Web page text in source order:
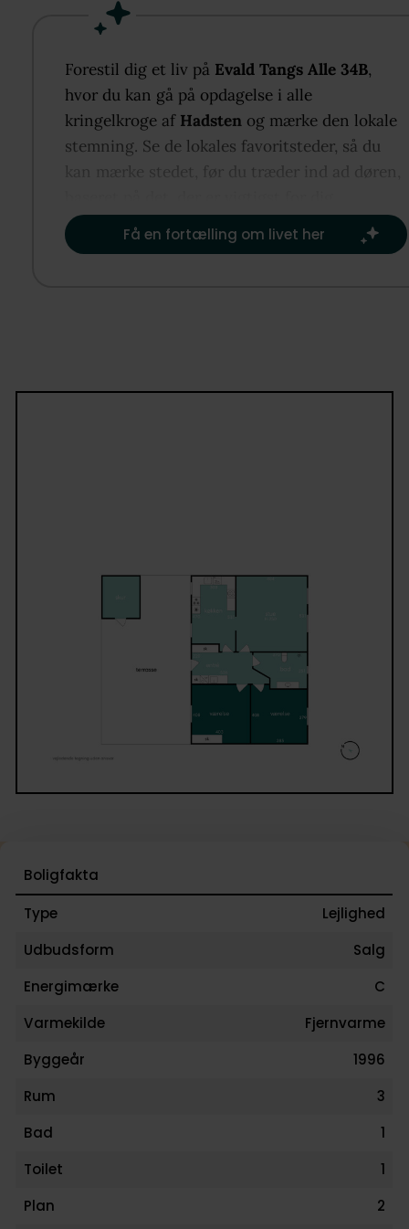
tilbagetrukket, og badeværelset har en enkel og
specialbutikker, biograf og togforbindelser ligger
ved hånden.
Forestil dig et liv på Evald Tangs Alle 34B,
hvor du kan gå på opdagelse i alle
kringelkroge af Hadsten og mærke den lokale
stemning. Se de lokales favoritsteder, så du
kan mærke stedet, før du træder ind ad døren,
Få en fortælling om livet her
Boligfakta
Type
Lejlighed
Udbudsform
Salg
Energimærke
C
Varmekilde
Fjernvarme
Byggeår
1996
Rum
3
Bad
1
Toilet
1
Plan
2